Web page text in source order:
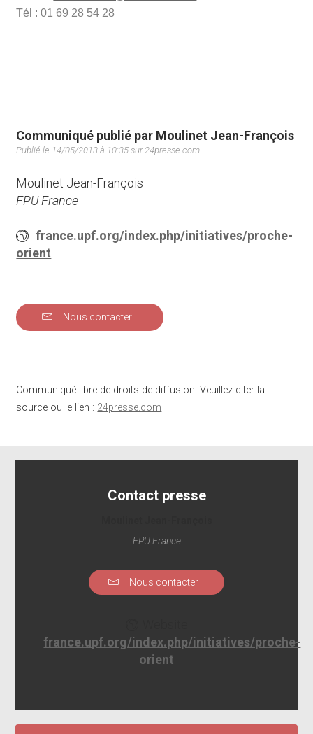
Tél : 01 69 28 54 28
Communiqué publié par Moulinet Jean-François
Publié le 14/05/2013 à 10:35 sur 24presse.com
Moulinet Jean-François
FPU France
france.upf.org/index.php/initiatives/proche-
orient
Nous contacter
Communiqué libre de droits de diffusion. Veuillez citer la
source ou le lien : 24presse.com
Contact presse
FPU France
Nous contacter
france.upf.org/index.php/initiatives/proche-
orient